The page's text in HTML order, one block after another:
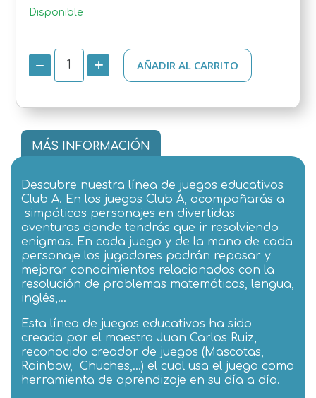
Disponible
AÑADIR AL CARRITO
MÁS INFORMACIÓN
Descubre nuestra línea de juegos educativos
Club A. En los juegos Club A, acompañarás a
simpáticos personajes en divertidas
aventuras donde tendrás que ir resolviendo
enigmas. En cada juego y de la mano de cada
personaje los jugadores podrán repasar y
mejorar conocimientos relacionados con la
resolución de problemas matemáticos, lengua,
inglés,…
Esta línea de juegos educativos ha sido
creada por el maestro Juan Carlos Ruiz,
reconocido creador de juegos (Mascotas,
Rainbow,
Chuches,…) el cual usa el juego como
herramienta de aprendizaje en su día a día.